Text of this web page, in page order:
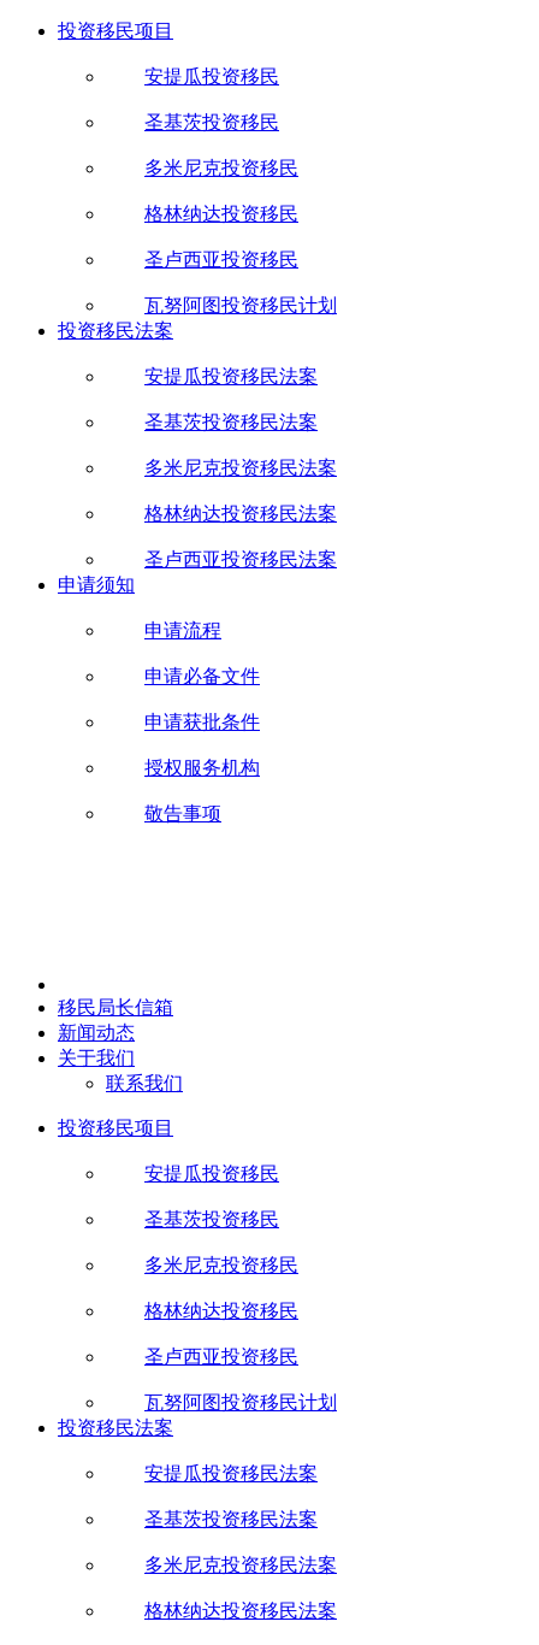
投资移民项目
安提瓜投资移民
圣基茨投资移民
多米尼克投资移民
格林纳达投资移民
圣卢西亚投资移民
瓦努阿图投资移民计划
投资移民法案
安提瓜投资移民法案
圣基茨投资移民法案
多米尼克投资移民法案
格林纳达投资移民法案
圣卢西亚投资移民法案
申请须知
申请流程
申请必备文件
申请获批条件
授权服务机构
敬告事项
移民局长信箱
新闻动态
关于我们
联系我们
投资移民项目
安提瓜投资移民
圣基茨投资移民
多米尼克投资移民
格林纳达投资移民
圣卢西亚投资移民
瓦努阿图投资移民计划
投资移民法案
安提瓜投资移民法案
圣基茨投资移民法案
多米尼克投资移民法案
格林纳达投资移民法案